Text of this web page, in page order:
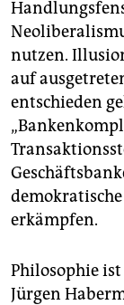
nutzen.
auf
entschieden
erkämpfen.
Philosophie
Jürgen